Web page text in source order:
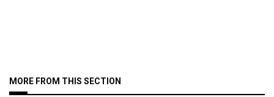
MORE FROM THIS SECTION